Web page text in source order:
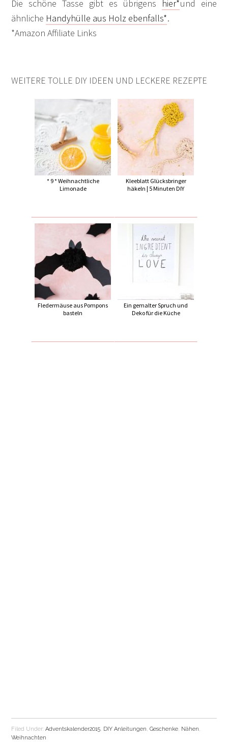
Die schöne Tasse gibt es übrigens hier*und eine
ähnliche Handyhülle aus Holz ebenfalls*.
*Amazon Affiliate Links
WEITERE TOLLE DIY IDEEN UND LECKERE REZEPTE
* 9 * Weihnachtliche
Limonade
Kleeblatt Glücksbringer
häkeln | 5 Minuten DIY
Fledermäuse aus Pompons
basteln
Ein gemalter Spruch und
Deko für die Küche
Filed Under:Adventskalender2015, DIY Anleitungen,Geschenke, Nähen,
Weihnachten